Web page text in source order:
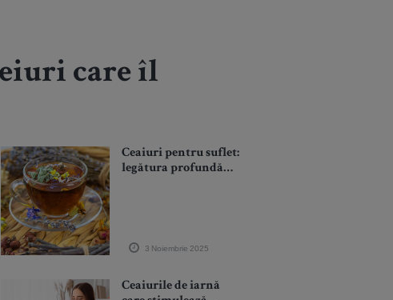
care îl
Ceaiuri pentru suflet:
legătura profundă
3 Noiembrie 2025
Ceaiurile de iarnă